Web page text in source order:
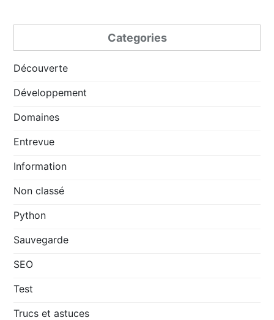
Categories
Découverte
Développement
Domaines
Entrevue
Information
Non classé
Python
Sauvegarde
SEO
Test
Trucs et astuces